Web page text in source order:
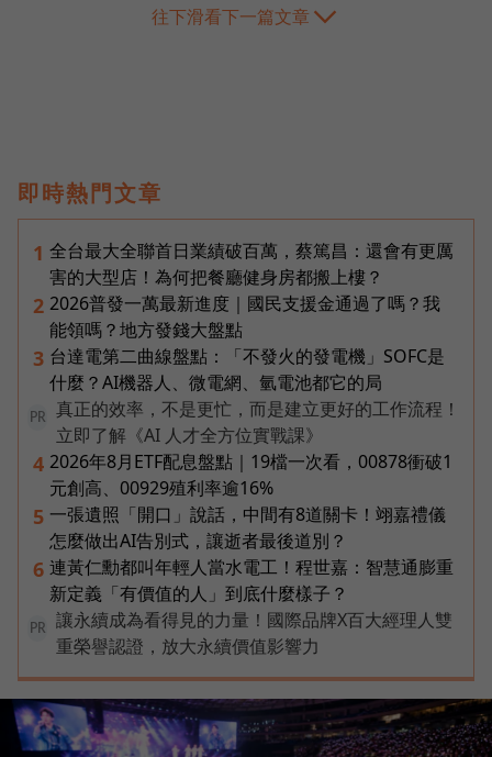
往下滑看下一篇文章
即時熱門文章
1 全台最大全聯首日業績破百萬，蔡篤昌：還會有更厲
害的大型店！為何把餐廳健身房都搬上樓？
2 2026普發一萬最新進度｜國民支援金通過了嗎？我
能領嗎？地方發錢大盤點
3 台達電第二曲線盤點：「不發火的發電機」SOFC是
什麼？AI機器人、微電網、氫電池都它的局
PR
真正的效率，不是更忙，而是建立更好的工作流程！
立即了解《AI 人才全方位實戰課》
4 2026年8月ETF配息盤點｜19檔一次看，00878衝破1
元創高、00929殖利率逾16%
5 一張遺照「開口」說話，中間有8道關卡！翊嘉禮儀
怎麼做出AI告別式，讓逝者最後道別？
6 連黃仁勳都叫年輕人當水電工！程世嘉：智慧通膨重
新定義「有價值的人」到底什麼樣子？
PR
讓永續成為看得見的力量！國際品牌X百大經理人雙
重榮譽認證，放大永續價值影響力